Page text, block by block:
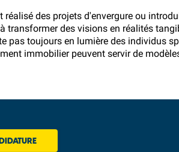
des projets d'envergure ou
transformer des visions en réalités
pas toujours en lumière des individus
immobilier peuvent servir de